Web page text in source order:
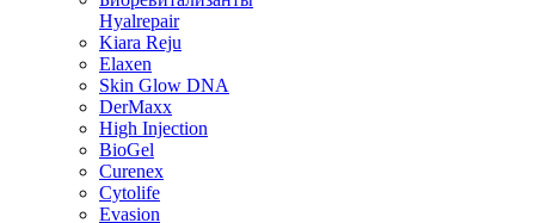
Hyalrepair
Kiara Reju
Elaxen
Skin Glow DNA
DerMaxx
High Injection
BioGel
Curenex
Cytolife
Evasion